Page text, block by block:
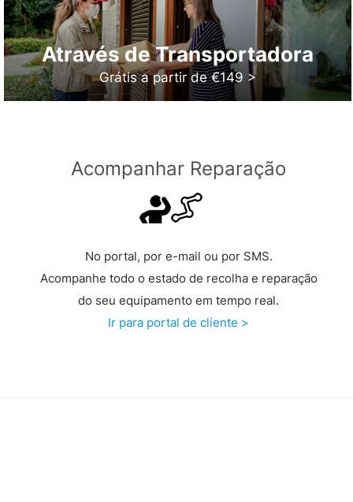
Através de Transportadora
Grátis a partir de €149 >
Acompanhar Reparação
No portal, por e-mail ou por SMS.
Acompanhe todo o estado de recolha e reparação
do seu equipamento em tempo real.
Ir para portal de cliente >